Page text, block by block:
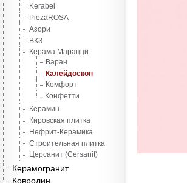
Kerabel
PiezaROSA
Азори
ВКЗ
Керама Марацци
Варан
Калейдоскоп
Комфорт
Конфетти
Керамин
Кировская плитка
Нефрит-Керамика
Строительная плитка
Церсанит (Cersanit)
Керамогранит
Ковролин